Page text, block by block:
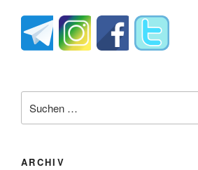
nach:
ARCHIV